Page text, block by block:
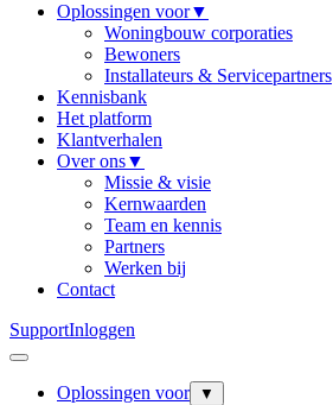
Oplossingen voor▼
Woningbouw corporaties
Bewoners
Installateurs & Servicepartners
Kennisbank
Het platform
Klantverhalen
Over ons▼
Missie & visie
Kernwaarden
Team en kennis
Partners
Werken bij
Contact
SupportInloggen
Oplossingen voor ▼